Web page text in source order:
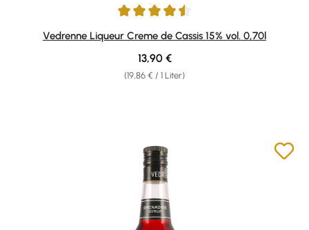
Durchschnittliche Bewertung von 4.5 von 5 Sternen
Vedrenne Liqueur Creme de Cassis 15% vol. 0,70l
(19,86 € / 1 Liter)
Regulärer Preis:
13,90 €